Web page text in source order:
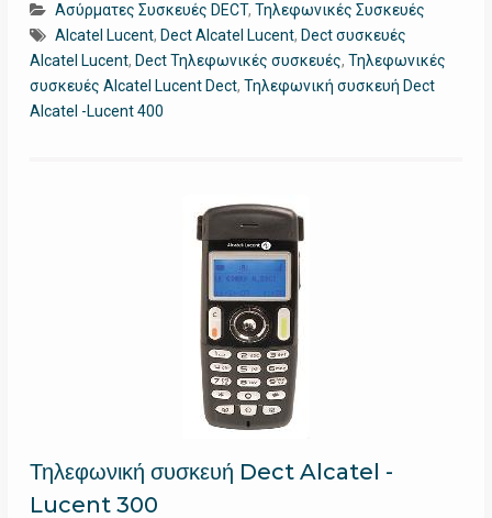
Ασύρματες Συσκευές DECT, Τηλεφωνικές Συσκευές
Alcatel Lucent, Dect Alcatel Lucent, Dect συσκευές
Alcatel Lucent, Dect Τηλεφωνικές συσκευές, Τηλεφωνικές
συσκευές Alcatel Lucent Dect, Τηλεφωνική συσκευή Dect
Alcatel -Lucent 400
Τηλεφωνική συσκευή Dect Alcatel -
Lucent 300